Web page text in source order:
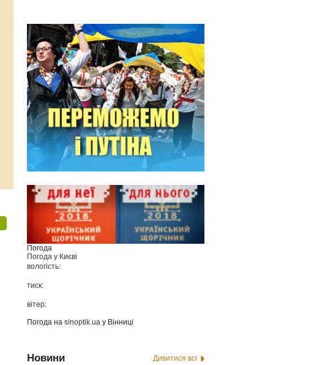
Погода
Погода у Києві
вологість:
тиск:
вітер:
Погода наsinoptik.ua у Вінниці
Новини Дивитися всі